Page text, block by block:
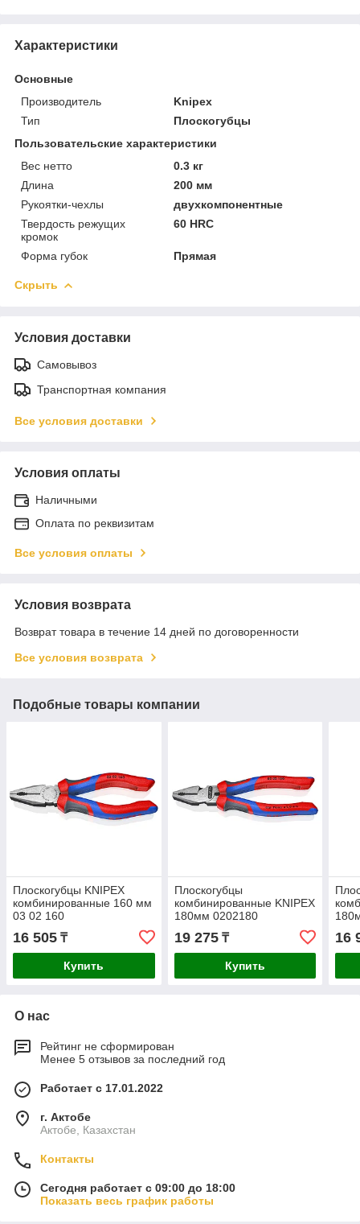
Характеристики
Основные
Производитель
Knipex
Тип
Плоскогубцы
Пользовательские характеристики
Вес нетто
0.3 кг
Длина
200 мм
Рукоятки-чехлы
двухкомпонентные
Твердость режущих
кромок
60 HRC
Форма губок Прямая
Скрыть
Условия доставки
Самовывоз
Транспортная компания
Все условия доставки
Условия оплаты
Наличными
Оплата по реквизитам
Все условия оплаты
Условия возврата
Возврат товара в течение 14 дней по договоренности
Все условия возврата
Подобные товары компании
Плоскогубцы KNIPEX
комбинированные 160 мм
03 02 160
16 505 ₸
Купить
Плоскогубцы
комбинированные KNIPEX
180мм 0202180
19 275₸
Купить
16
О нас
Рейтинг не сформирован
Менее 5 отзывов за последний год
Работает с 17.01.2022
г. Актобе
Актобе, Казахстан
Контакты
Сегодня работает с 09:00 до 18:00
Показать весь график работы